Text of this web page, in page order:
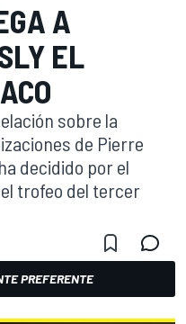
A
EL
sobre la
de Pierre
decidido por el
trofeo del tercer
PREFERENTE